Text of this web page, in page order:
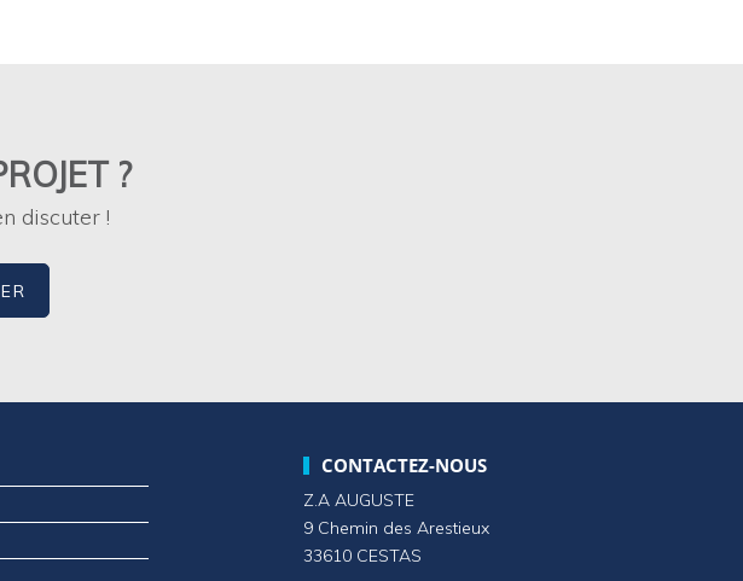
?
discuter !
CONTACTEZ-NOUS
Z.A AUGUSTE
9 Chemin des Arestieux
33610 CESTAS